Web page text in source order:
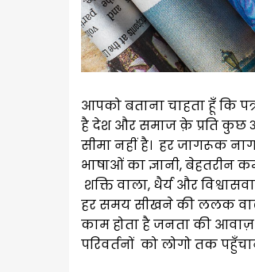
आपको बताना चाहता हूँ कि
है देश और समाज क़े प्रति कुछ
सीमा नहीं है। हर जागरूक
भाषाओं का ज्ञानी,
शक्ति वाला, धैर्य और
हर समय सीखने की ललक
काम होता है जनता की
परिवर्तनों को लोगो तक